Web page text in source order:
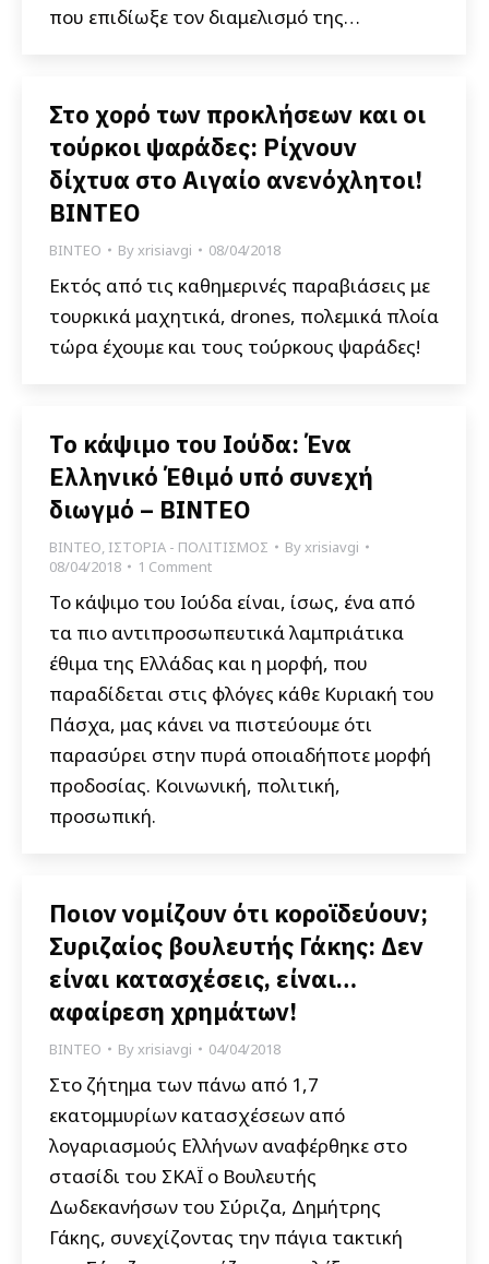
που επιδίωξε τον διαμελισμό της…
Στο χορό των προκλήσεων και οι
τούρκοι ψαράδες: Ρίχνουν
δίχτυα στο Αιγαίο ανενόχλητοι!
ΒΙΝΤΕΟ
ΒΙΝΤΕΟ Byxrisiavgi 08/04/2018
Εκτός από τις καθημερινές παραβιάσεις με
τουρκικά μαχητικά, drones, πολεμικά πλοία
τώρα έχουμε και τους τούρκους ψαράδες!
Το κάψιμο του Ιούδα: Ένα
Ελληνικό Έθιμό υπό συνεχή
διωγμό – ΒΙΝΤΕΟ
ΒΙΝΤΕΟ, ΙΣΤΟΡΙΑ - ΠΟΛΙΤΙΣΜΟΣ Byxrisiavgi
08/04/2018
1 Comment
Το κάψιμο του Ιούδα είναι, ίσως, ένα από
τα πιο αντιπροσωπευτικά λαμπριάτικα
έθιμα της Ελλάδας και η μορφή, που
παραδίδεται στις φλόγες κάθε Κυριακή του
Πάσχα, μας κάνει να πιστεύουμε ότι
παρασύρει στην πυρά οποιαδήποτε μορφή
προδοσίας. Κοινωνική, πολιτική,
προσωπική.
Ποιον νομίζουν ότι κοροϊδεύουν;
Συριζαίος βουλευτής Γάκης: Δεν
είναι κατασχέσεις, είναι…
αφαίρεση χρημάτων!
ΒΙΝΤΕΟ Byxrisiavgi 04/04/2018
Στο ζήτημα των πάνω από 1,7
εκατομμυρίων κατασχέσεων από
λογαριασμούς Ελλήνων αναφέρθηκε στο
στασίδι του ΣΚΑΪ ο Βουλευτής
Δωδεκανήσων του Σύριζα, Δημήτρης
Γάκης, συνεχίζοντας την πάγια τακτική